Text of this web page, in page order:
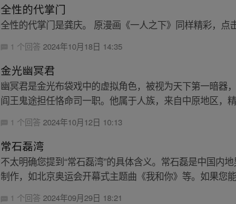
全性的代掌门
全性的代掌门是龚庆。 原漫画《一人之下》同样精彩，点
1 个回答 2024年10月18日 14:35
金光幽冥君
幽冥君是金光布袋戏中的虚拟角色，被视为天下第一暗器
阎王鬼途担任恪命司一职。他属于人族，来自中原地区，
1 个回答 2024年10月12日 10:13
常石磊湾
不太明确您提到“常石磊湾”的具体含义。常石磊是中国内
制作，如北京奥运会开幕式主题曲《我和你》等。如果您
1 个回答2024年09月29日 18:21